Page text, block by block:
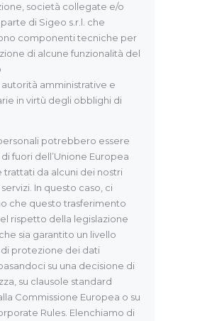
società collegate e/o
di Sigeo s.r.l. che
componenti tecniche per
di alcune funzionalità del
amministrative e
in virtù degli obblighi di
potrebbero essere
fuori dell’Unione Europea
trattati da alcuni dei nostri
In questo caso, ci
che questo trasferimento
rispetto della legislazione
sia garantito un livello
protezione dei dati
su una decisione di
su clausole standard
Commissione Europea o su
Rules. Elenchiamo di